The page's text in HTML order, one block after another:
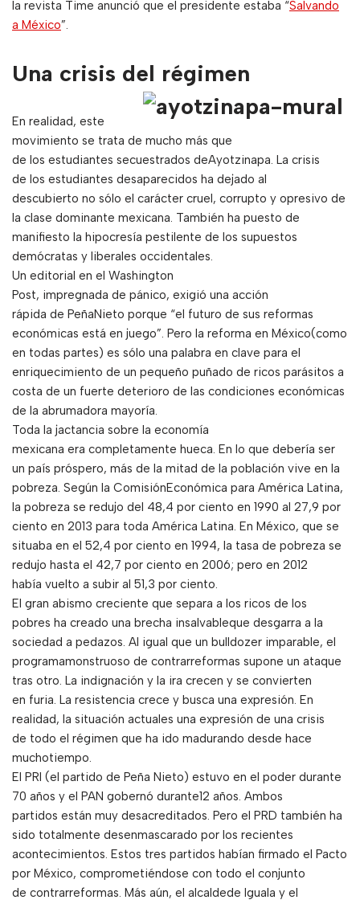
la revista Time anunció que el presidente estaba “Salvando
a México”.
Una crisis del régimen
En realidad, este
movimiento se trata de mucho más que
de los estudiantes secuestrados deAyotzinapa. La crisis
de los estudiantes desaparecidos ha dejado al
descubierto no sólo el carácter cruel, corrupto y opresivo de
la clase dominante mexicana. También ha puesto de
manifiesto la hipocresía pestilente de los supuestos
demócratas y liberales occidentales.
Un editorial en el Washington
Post, impregnada de pánico, exigió una acción
rápida de PeñaNieto porque “el futuro de sus reformas
económicas está en juego”. Pero la reforma en México(como
en todas partes) es sólo una palabra en clave para el
enriquecimiento de un pequeño puñado de ricos parásitos a
costa de un fuerte deterioro de las condiciones económicas
de la abrumadora mayoría.
Toda la jactancia sobre la economía
mexicana era completamente hueca. En lo que debería ser
un país próspero, más de la mitad de la población vive en la
pobreza. Según la ComisiónEconómica para América Latina,
la pobreza se redujo del 48,4 por ciento en 1990 al 27,9 por
ciento en 2013 para toda América Latina. En México, que se
situaba en el 52,4 por ciento en 1994, la tasa de pobreza se
redujo hasta el 42,7 por ciento en 2006; pero en 2012
había vuelto a subir al 51,3 por ciento.
El gran abismo creciente que separa a los ricos de los
pobres ha creado una brecha insalvableque desgarra a la
sociedad a pedazos. Al igual que un bulldozer imparable, el
programamonstruoso de contrarreformas supone un ataque
tras otro. La indignación y la ira crecen y se convierten
en furia. La resistencia crece y busca una expresión. En
realidad, la situación actuales una expresión de una crisis
de todo el régimen que ha ido madurando desde hace
muchotiempo.
El PRI (el partido de Peña Nieto) estuvo en el poder durante
70 años y el PAN gobernó durante12 años. Ambos
partidos están muy desacreditados. Pero el PRD también ha
sido totalmente desenmascarado por los recientes
acontecimientos. Estos tres partidos habían firmado el Pacto
por México, comprometiéndose con todo el conjunto
de contrarreformas. Más aún, el alcaldede Iguala y el